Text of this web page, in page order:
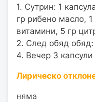
1. Сутрин: 1
гр рибено масло,
витамини, 5 гр
2. След обяд
4. Вечер 3
Лирическо
няма